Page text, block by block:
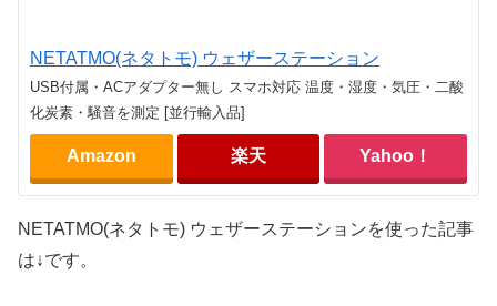
NETATMO(ネタトモ) ウェザーステーション
USB付属・ACアダプター無し スマホ対応 温度・湿度・気圧・二酸
化炭素・騒音を測定 [並行輸入品]
Amazon 楽天 Yahoo！
NETATMO(ネタトモ) ウェザーステーションを使った記事
は↓です。